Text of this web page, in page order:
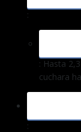
:
: Hasta
cuchara
: